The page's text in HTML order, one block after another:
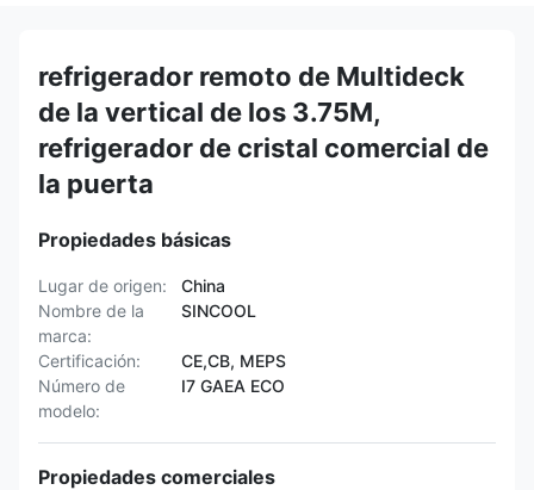
refrigerador remoto de Multideck
de la vertical de los 3.75M,
refrigerador de cristal comercial de
la puerta
Propiedades básicas
Lugar de origen:
China
Nombre de la
marca:
SINCOOL
Certificación:
CE,CB, MEPS
Número de
modelo:
I7 GAEA ECO
Propiedades comerciales